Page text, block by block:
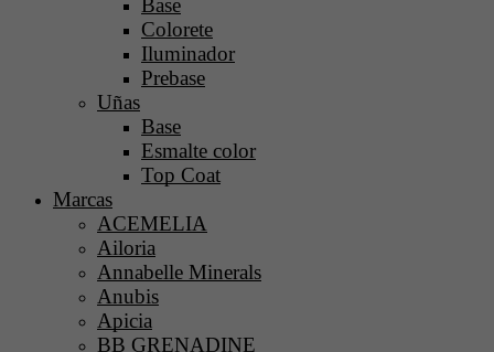
Base
Colorete
Iluminador
Prebase
Uñas
Base
Esmalte color
Top Coat
Marcas
ACEMELIA
Ailoria
Annabelle Minerals
Anubis
Apicia
BB GRENADINE